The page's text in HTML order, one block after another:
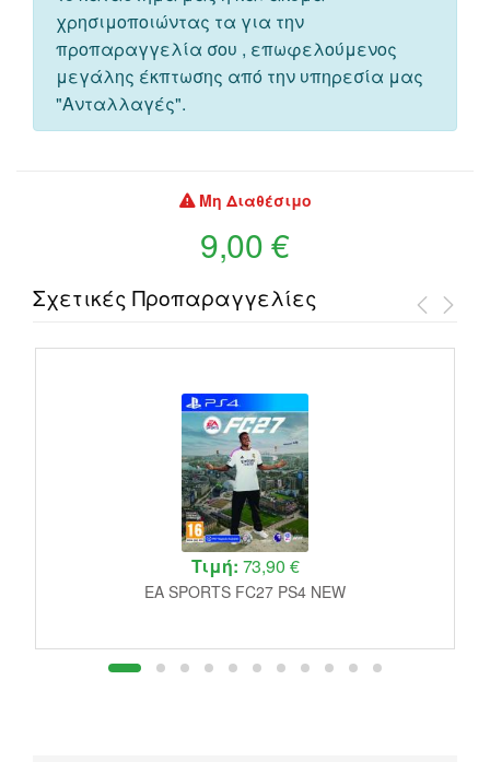
χρησιμοποιώντας τα για την
προπαραγγελία σου , επωφελούμενος
μεγάλης έκπτωσης από την υπηρεσία μας
"Ανταλλαγές".
Μη Διαθέσιμο
9,00 €
Σχετικές Προπαραγγελίες
Τιμή: 73,90 €
EA SPORTS FC27 PS4 NEW